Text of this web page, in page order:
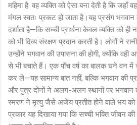
महिमा है: वह व्यक्ति को ऐसा बना देती है कि जहाँ
मंगल स्वतः प्रकट हो जाता है।यह प्रसंग भगवान
दर्शाता है—कि सच्ची प्रार्थना केवल व्यक्ति को
को भी दिव्य संरक्षण प्रदान करती है। लोगों ने
उन्होंने भगवान की उपासना की होगी, क्योंकि
से भी बचाते हैं। एक पाँच वर्ष का बालक घने वन में
कर ले—यह सामान्य बात नहीं, बल्कि भगवान की
और पुत्र दोनों ने अलग-अलग स्थानों पर भगवान
स्मरण ने मृत्यु जैसे अजेय प्रतीत होने वाले भय को
प्रकार यह दिखाया गया कि सच्ची भक्ति जीवन की